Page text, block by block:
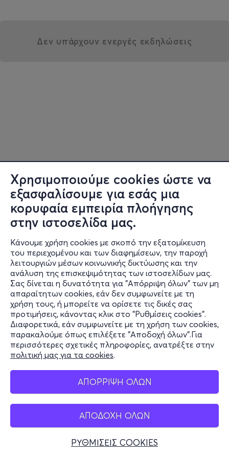
Χρησιμοποιούμε cookies ώστε να
εξασφαλίσουμε για εσάς μια
κορυφαία εμπειρία πλοήγησης
στην ιστοσελίδα μας.
Κάνουμε χρήση cookies με σκοπό την εξατομίκευση
του περιεχομένου και των διαφημίσεων, την παροχή
λειτουργιών μέσων κοινωνικής δικτύωσης και την
ανάλυση της επισκεψιμότητας των ιστοσελίδων μας.
Σας δίνεται η δυνατότητα για "Απόρριψη όλων" των μη
απαραίτητων cookies, εάν δεν συμφωνείτε με τη
χρήση τους, ή μπορείτε να ορίσετε τις δικές σας
προτιμήσεις, κάνοντας κλικ στο "Ρυθμίσεις cookies".
Διαφορετικά, εάν συμφωνείτε με τη χρήση των cookies,
παρακαλούμε όπως επιλέξετε "Αποδοχή όλων".Για
περισσότερες σχετικές πληροφορίες, ανατρέξτε στην
πολιτική μας για τα cookies.
ΑΠΟΡΡΙΨΗ ΟΛΩΝ
ΑΠΟΔΟΧΗ ΟΛΩΝ
ΡΥΘΜΙΣΕΙΣ COOKIES
Δεν υπάρχουν ενεργές εκδηλώσεις